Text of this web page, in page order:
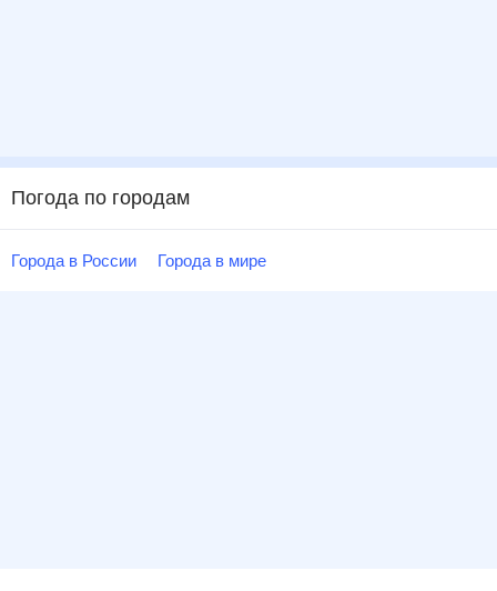
Погода по городам
Города в России Города в мире